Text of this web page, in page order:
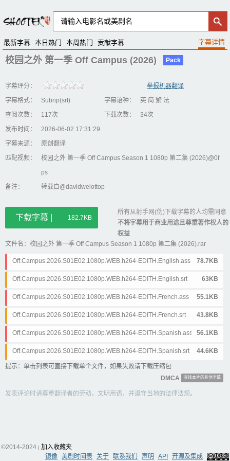
最新字幕 本日热门 本周热门 贡献字幕
校园之外 第一季 Off Campus (2026) Pack
字幕评分：
举报机器翻译
字幕格式：
Subrip(srt) 字幕语种：
英 简 繁 法
查阅次数：
117次 下载次数：
34次
发布时间：
2026-06-02 17:31:29
字幕来源：
原创翻译
匹配视频：
校园之外 第一季 Off Campus Season 1 1080p 第二集 (2026)@0f
ps
备注：
转载自@davidweiottop
下载字幕 | 182.7KB
所有从射手网(伪)下载字幕的人均需同意
不将字幕用于商业用途且尊重著作权人的
权益
文件名：校园之外 第一季 Off Campus Season 1 1080p 第二集 (2026).rar
Off.Campus.2026.S01E02.1080p.WEB.h264-EDITH.English.ass 78.7KB
Off.Campus.2026.S01E02.1080p.WEB.h264-EDITH.English.srt 63KB
Off.Campus.2026.S01E02.1080p.WEB.h264-EDITH.French.ass 55.1KB
Off.Campus.2026.S01E02.1080p.WEB.h264-EDITH.French.srt 43.8KB
Off.Campus.2026.S01E02.1080p.WEB.h264-EDITH.Spanish.ass 56.1KB
Off.Campus.2026.S01E02.1080p.WEB.h264-EDITH.Spanish.srt 44.6KB
提示：单击列表可直接下载单个文件，如果失败请下载压缩包
DMCA
查找本片的其他字幕
发表评论时请尊重翻译者的劳动，文明用语，并遵守当地的法律法规。
©2014-2024 | 加入收藏夹
镜像 美剧时间表 关于 联系我们 声明 API 开源及集成